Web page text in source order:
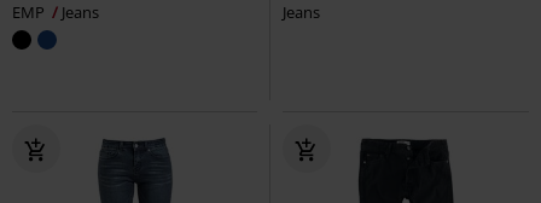
EMP
Jeans
Jeans